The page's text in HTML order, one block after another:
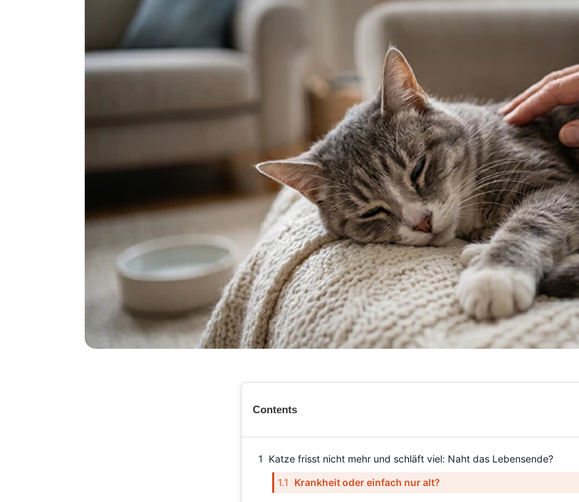
Contents
1
Katze frisst nicht mehr und schläft viel: Naht das Lebensende?
1.1
Krankheit oder einfach nur alt?